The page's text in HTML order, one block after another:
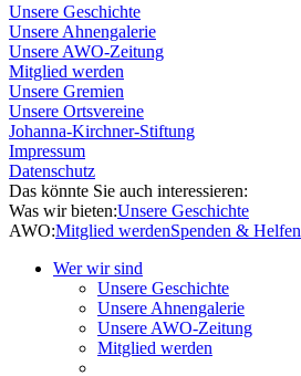
Unsere Geschichte
Unsere Ahnengalerie
Unsere AWO-Zeitung
Mitglied werden
Unsere Gremien
Unsere Ortsvereine
Johanna-Kirchner-Stiftung
Impressum
Datenschutz
Das könnte Sie auch interessieren:
Was wir bieten:Unsere Geschichte
AWO:Mitglied werdenSpenden & Helfen
Wer wir sind
Unsere Geschichte
Unsere Ahnengalerie
Unsere AWO-Zeitung
Mitglied werden